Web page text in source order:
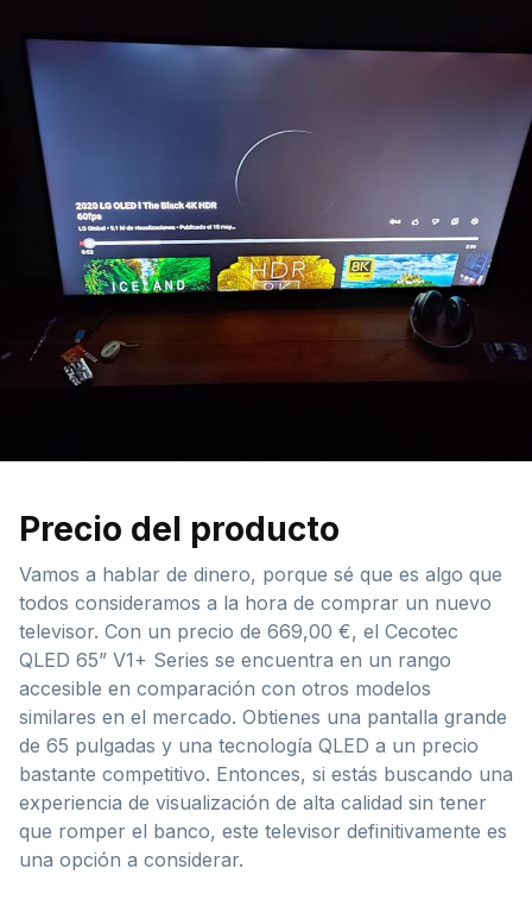
Precio del producto
Vamos a hablar de dinero, porque sé que es algo que
todos consideramos a la hora de comprar un nuevo
televisor. Con un precio de 669,00 €, el Cecotec
QLED 65” V1+ Series se encuentra en un rango
accesible en comparación con otros modelos
similares en el mercado. Obtienes una pantalla grande
de 65 pulgadas y una tecnología QLED a un precio
bastante competitivo. Entonces, si estás buscando una
experiencia de visualización de alta calidad sin tener
que romper el banco, este televisor definitivamente es
una opción a considerar.